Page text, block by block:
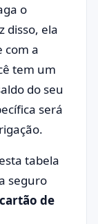
o
disso, ela
com a
tem um
do seu
será
tabela
seguro
cartão de